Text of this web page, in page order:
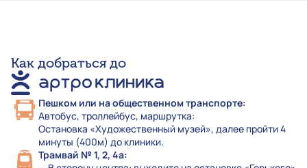
Как добраться до
Пешком или на общественном транспорте:
Автобус, троллейбус, маршрутка:
Остановка «Художественный музей», далее пройти 4
минуты (400м) до клиники.
Трамвай № 1, 2, 4а: